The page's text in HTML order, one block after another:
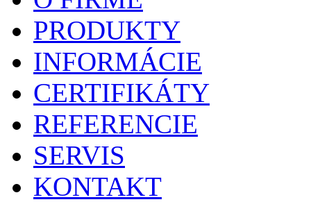
PRODUKTY
INFORMÁCIE
CERTIFIKÁTY
REFERENCIE
SERVIS
KONTAKT